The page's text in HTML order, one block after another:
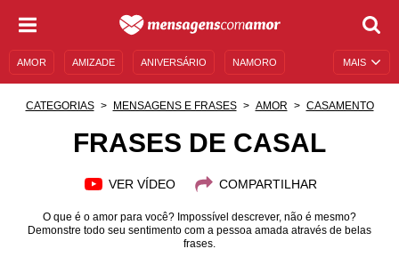
MAIS
AMOR AMIZADE ANIVERSÁRIO NAMORO
CATEGORIAS MENSAGENS E FRASES AMOR CASAMENTO
FRASES DE CASAL
VER VÍDEO COMPARTILHAR
O que é o amor para você? Impossível descrever, não é mesmo?
Demonstre todo seu sentimento com a pessoa amada através de belas
frases.